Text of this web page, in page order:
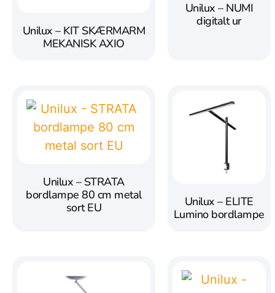
Unilux – KIT SKÆRMARM
MEKANISK AXIO
Unilux – NUMI
digitalt ur
Unilux – STRATA
bordlampe 80 cm metal
sort EU
Unilux – ELITE
Lumino bordlampe